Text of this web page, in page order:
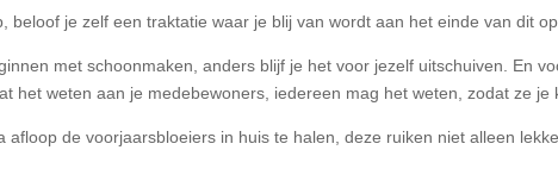
beloof je zelf een traktatie waar je blij van wordt aan het einde van dit
met schoonmaken, anders blijf je het voor jezelf uitschuiven. En
het weten aan je medebewoners, iedereen mag het weten, zodat ze je
afloop de voorjaarsbloeiers in huis te halen, deze ruiken niet alleen